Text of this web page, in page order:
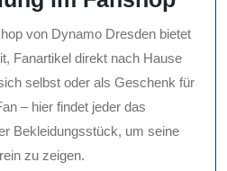
von Dynamo Dresden bietet
Fanartikel direkt nach Hause
selbst oder als Geschenk für
– hier findet jeder das
Bekleidungsstück, um seine
zu zeigen.